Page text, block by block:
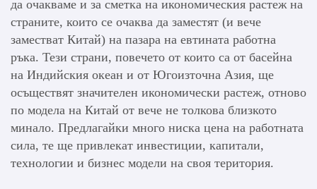
да очакваме и за сметка на икономическия растеж на
страните, които се очаква да заместят (и вече
заместват Китай) на пазара на евтината работна
ръка. Тези страни, повечето от които са от басейна
на Индийския океан и от Югоизточна Азия, ще
осъществят значителен икономически растеж, отново
по модела на Китай от вече не толкова близкото
минало. Предлагайки много ниска цена на работната
сила, те ще привлекат инвестиции, капитали,
технологии и бизнес модели на своя територия.